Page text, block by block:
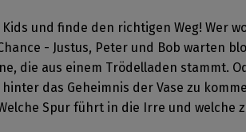
und finde den richtigen Weg! Wer
- Justus, Peter und Bob warten
die aus einem Trödelladen stammt.
das Geheimnis der Vase zu
Spur führt in die Irre und welche